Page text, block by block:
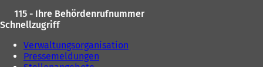
115 - Ihre Behördenrufnummer
Schnellzugriff
Verwaltungsorganisation
Pressemeldungen